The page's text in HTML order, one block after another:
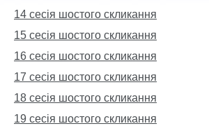
14 сесія шостого скликання
15 сесія шостого скликання
16 сесія шостого скликання
17 cесія шостого скликання
18 сесія шостого скликання
19 сесія шостого скликання